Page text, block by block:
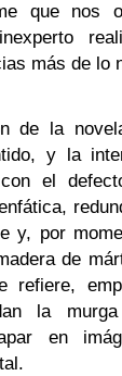
que nos
más de lo
de la
y la
el
y, por
de
la
en